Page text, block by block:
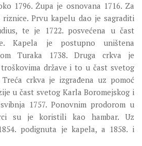
1796. Župa je osnovana 1716. Za
Prvu kapelu dao je sagraditi
te je 1722. posvećena u čast
Kapela je postupno uništena
Turaka 1738. Druga crkva je
troškovima države i to u čast svetog
crkva je izgrađena uz pomoć
u čast svetog Karla Boromejskog i
1757. Ponovnim prodorom u
su je koristili kao hambar. Uz
podignuta je kapela, a 1858. i